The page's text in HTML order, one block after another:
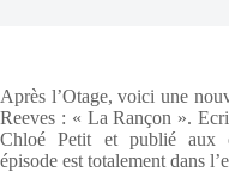
Après l’Otage, voici une
Reeves : « La Rançon ».
Chloé Petit et publié aux
épisode est totalement dans